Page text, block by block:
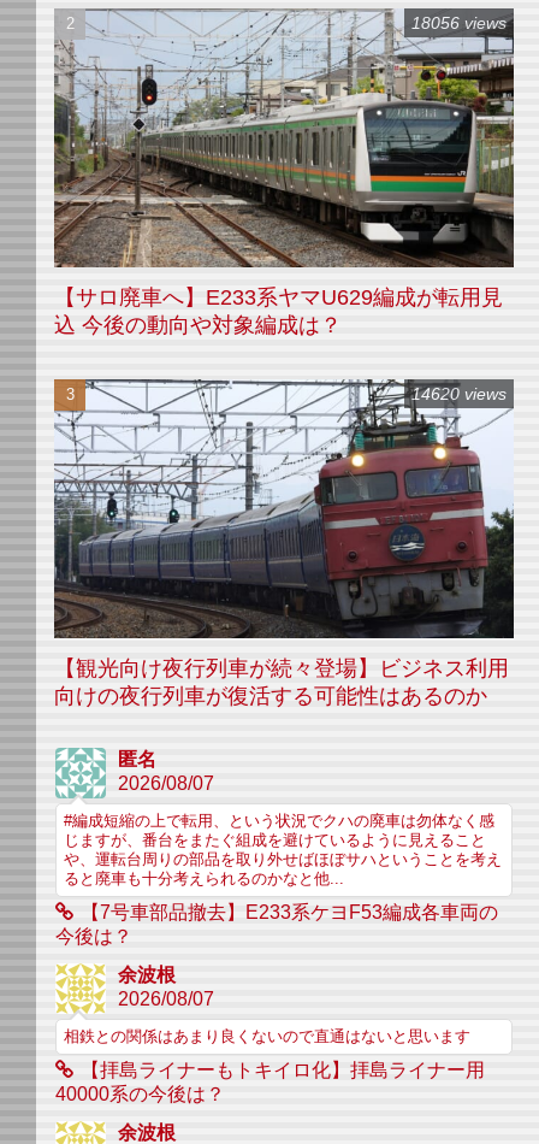
【サロ廃車へ】E233系ヤマU629編成が転用見
込 今後の動向や対象編成は？
18056 views
【観光向け夜行列車が続々登場】ビジネス利用
向けの夜行列車が復活する可能性はあるのか
14620 views
匿名
2026/08/07
#編成短縮の上で転用、という状況でクハの廃車は勿体なく感
じますが、番台をまたぐ組成を避けているように見えること
や、運転台周りの部品を取り外せばほぼサハということを考え
ると廃車も十分考えられるのかなと他...
【7号車部品撤去】E233系ケヨF53編成各車両の
今後は？
余波根
2026/08/07
相鉄との関係はあまり良くないので直通はないと思います
【拝島ライナーもトキイロ化】拝島ライナー用
40000系の今後は？
余波根